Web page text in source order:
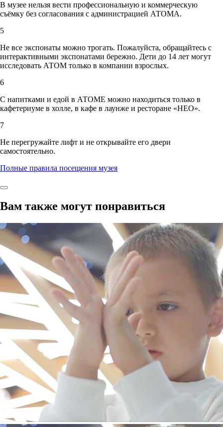
В музее нельзя вести профессиональную и коммерческую
съёмку без согласования с администрацией АТОМА.
5
Не все экспонаты можно трогать. Пожалуйста, обращайтесь с
интерактивными экспонатами бережно. Дети до 14 лет могут
исследовать АТОМ только в компании взрослых.
6
С напитками и едой в АТОМЕ можно находиться только в
кафетериуме в холле, в кафе в лаунже и ресторане «НЕО».
7
Не перегружайте лифт и не открывайте его двери
самостоятельно.
Полные правила посещения музея
Вам также могут понравиться